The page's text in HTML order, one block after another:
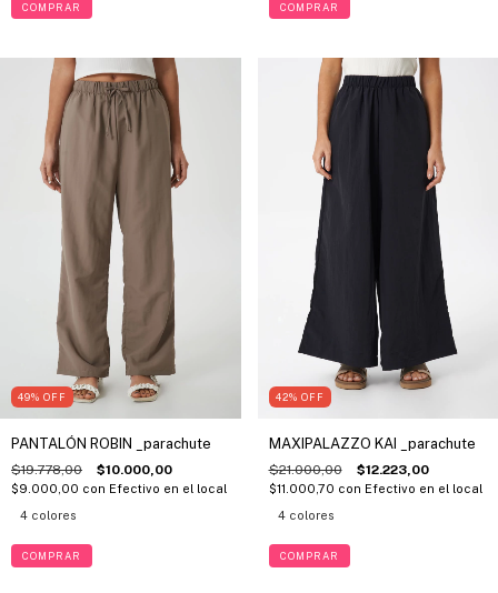
COMPRAR COMPRAR
49% OFF
PANTALÓN ROBIN _parachute
$19.778,00 $10.000,00
$9.000,00 con Efectivo en el local
4 colores
COMPRAR
42% OFF
MAXIPALAZZO KAI _parachute
$21.000,00 $12.223,00
$11.000,70 con Efectivo en el local
4 colores
COMPRAR